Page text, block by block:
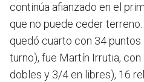
continúa afianzado en el
que no puede ceder
quedó cuarto con 34 puntos
turno), fue Martín Irrutia,
dobles y 3/4 en libres), 16